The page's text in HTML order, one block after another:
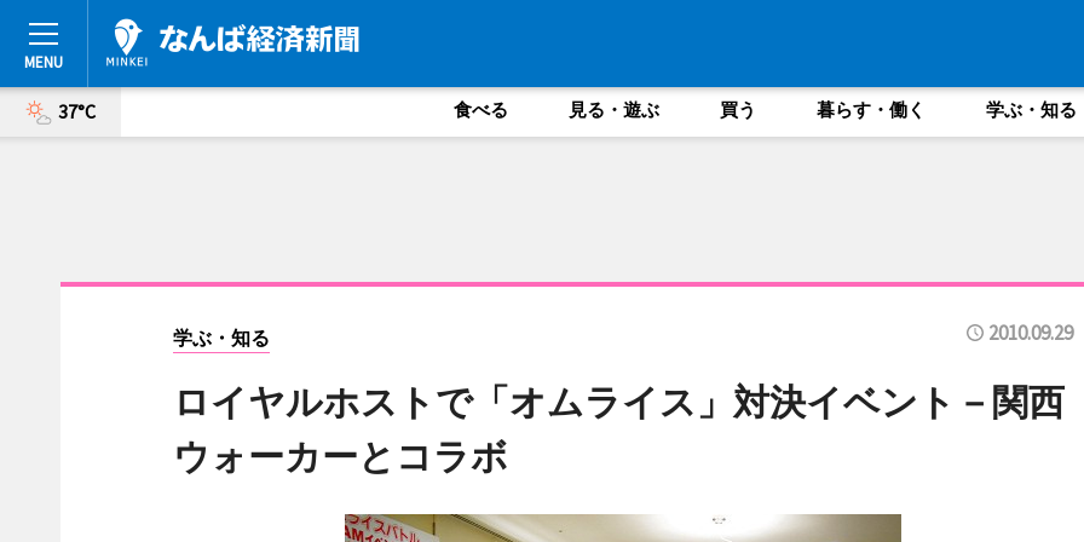
37°C 食べる 見る・遊ぶ 買う 暮らす・働く 学ぶ・知る
学ぶ・知る 2010.09.29
ロイヤルホストで「オムライス」対決イベント－関西
ウォーカーとコラボ